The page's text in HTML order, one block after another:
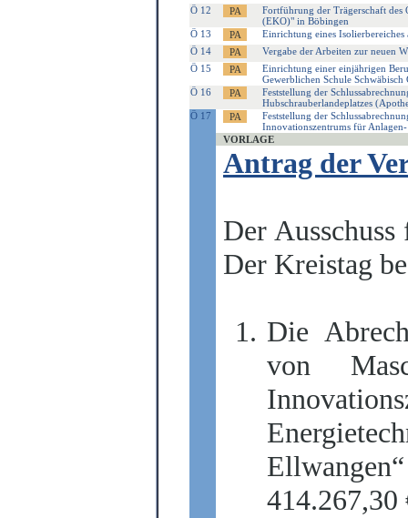
Ö 12
Fortführung der Trägerschaft des
(EKO)" in Böbingen
Ö 13
Einrichtung eines
Ö 14
Vergabe der Arbeiten zur neuen
Ö 15
Einrichtung einer einjährigen
Gewerblichen Schule
Ö 16
Feststellung der
Hubschrauberlandeplatzes
Ö 17
Feststellung der
Innovationszentrums für
VORLAGE
Antrag der
Der
Der Kreistag
Die
von
414.267,30